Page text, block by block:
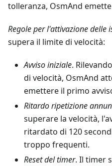
tolleranza, OsmAnd
Regole per l'attivazione delle
supera il limite di velocità:
Avviso iniziale.
di velocità, OsmAnd
emettere il primo
Ritardo ripetizione
superare la velocità,
ritardato di 120
troppo frequenti.
Reset del timer. Il timer